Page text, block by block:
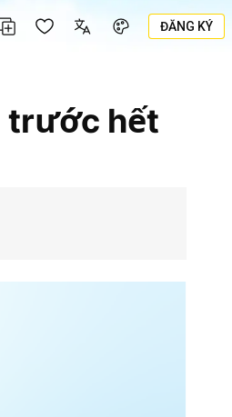
ĐĂNG KÝ
trước hết